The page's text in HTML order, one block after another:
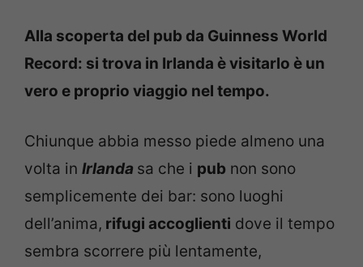
Alla scoperta del pub da Guinness World
Record: si trova in Irlanda è visitarlo è un
vero e proprio viaggio nel tempo.
Chiunque abbia messo piede almeno una
volta in Irlanda sa che i pub non sono
semplicemente dei bar: sono luoghi
dell’anima, rifugi accoglienti dove il tempo
sembra scorrere più lentamente,